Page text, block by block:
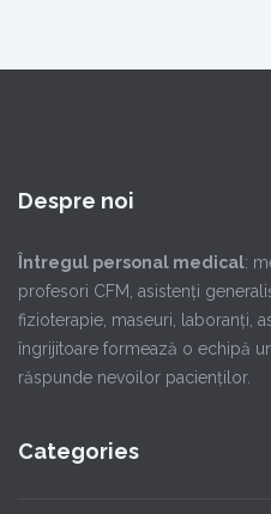
Despre noi
Întregul personal medical:
profesori CFM, asistenţi
fizioterapie, maseuri, laboranţi,
îngrijitoare formează o echipă
răspunde nevoilor pacienţilor.
Categories